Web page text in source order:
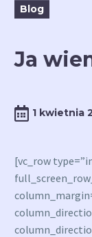
Blog
Ja
1 kwietnia
[vc_row